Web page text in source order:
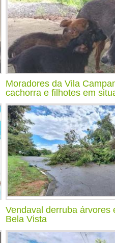
Moradores da Vila
cachorra e filhotes em
Vendaval derruba árvores
Bela Vista